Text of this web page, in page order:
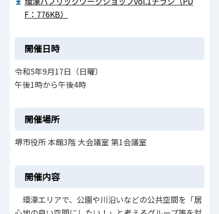
F：776KB）
開催日時
令和5年9月17日（日曜）
午後1時から午後4時
開催場所
堺市役所 本館3階 大会議室 第1会議室
開催内容
環濠エリアで、公園や川沿いなどの公共空間を「居